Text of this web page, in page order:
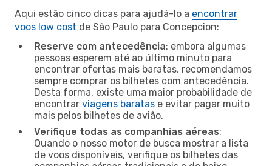
Aqui estão cinco dicas para ajudá-lo a encontrar
voos low cost de São Paulo para Concepcion:
Reserve com antecedência: embora algumas
pessoas esperem até ao último minuto para
encontrar ofertas mais baratas, recomendamos
sempre comprar os bilhetes com antecedência.
Desta forma, existe uma maior probabilidade de
encontrar viagens baratas e evitar pagar muito
mais pelos bilhetes de avião.
Verifique todas as companhias aéreas:
Quando o nosso motor de busca mostrar a lista
de voos disponíveis, verifique os bilhetes das